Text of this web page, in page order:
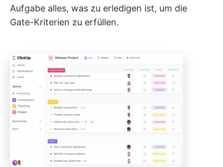
Aufgabe alles, was zu erledigen ist, um die
Gate-Kriterien zu erfüllen.